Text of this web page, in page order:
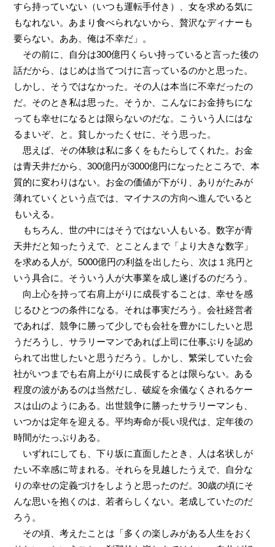
すら持っていない（いつも運転手付き）、女を求める気に
もなれない。あまり食べられないから、贅沢なディナーも
要らない。ああ、俺は不幸だ」。
その前に、自分は300億円くらい持っていると言った後の
話だから、はじめは当てつけに言っているのかと思った。
しかし、そうではなかった。その人は本当に不幸だったの
だ。そのとき私は思った。そうか、こんなにお金持ちにな
っても幸せになるとは限らないのだな。こういう人にはな
るまいぞ、と。貧しかったくせに、そう思った。
思えば、その体験は私に多くをもたらしてくれた。お金
は青天井だから、300億円が3000億円になったところで、本
質的に変わりはない。お金の価値が下がり、ありがたみが
薄れていくという点では、マイナスの方向へ進んでいると
もいえる。
もちろん、世の中にはそうではない人もいる。数字が青
天井だと知ったうえで、とことんまで「より大きな数字」
を求める人が。5000億円の利益を出したら、次は１兆円と
いう具合に。そういう人が大事業を成し遂げるのだろう。
向上心を持って右肩上がりに成長することは、幸せを感
じるひとつの条件になる。それは事実だろう。会社経営者
であれば、競争に勝って少しでも会社を豊かにしたいと思
うだろうし、サラリーマンであれば上司に仕事ぶりを認め
られて出世したいと思うだろう。しかし、繁栄していた会
社がいつまでも右肩上がりに成長するとは限らない。ある
程度の波があるのは当然だし、破綻を余儀なくされるケー
スは山のようにある。出世競争に勝ったサラリーマンも、
いつかは定年を迎える。平均寿命が長い現代は、定年後の
時間がたっぷりある。
いずれにしても、下り坂に直面したとき、人は名状しが
たい不幸感に苛まれる。それらを見越したうえで、自分な
りの幸せの定義づけをしようと思ったのだ。30歳の頃にそ
んな思いを抱くのは、若者らしくない。老成していたのだ
ろう。
その頃、考えたことは「多くの楽しみがある人生をおく